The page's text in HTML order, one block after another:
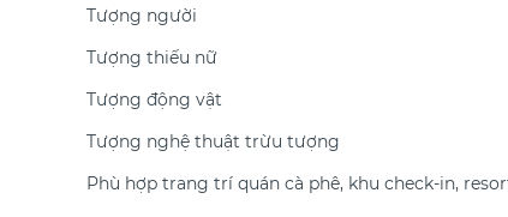
Tượng người
Tượng thiếu nữ
Tượng động vật
Tượng nghệ thuật trừu tượng
Phù hợp trang trí quán cà phê, khu check-in,